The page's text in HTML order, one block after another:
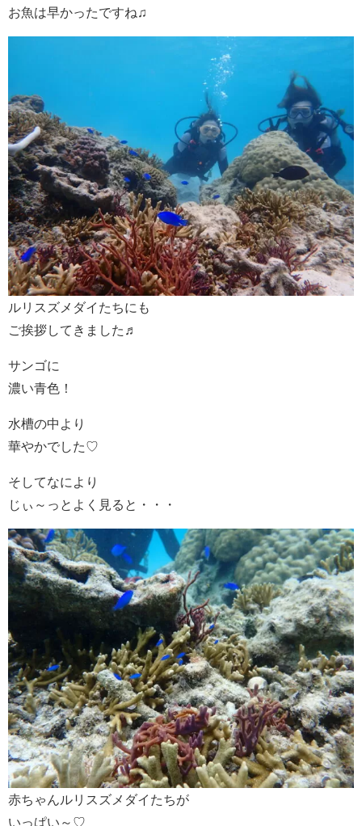
お魚は早かったですね♫
ルリスズメダイたちにも
ご挨拶してきました♬
サンゴに
濃い青色！
水槽の中より
華やかでした♡
そしてなにより
じぃ～っとよく見ると・・・
赤ちゃんルリスズメダイたちが
いっぱい～♡